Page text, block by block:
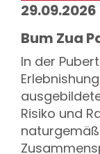
29.09.2026
Bum Zua
In der
Risiko und